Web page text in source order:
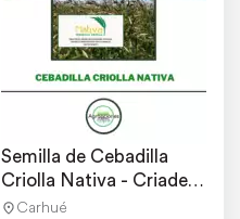
Semilla de Cebadilla
Criolla Nativa - Criadero
el Cencerro
Carhué